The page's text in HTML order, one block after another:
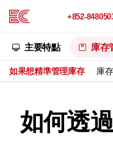
+852-
主要特點 庫存
如果想精準管理庫存 庫
如何透